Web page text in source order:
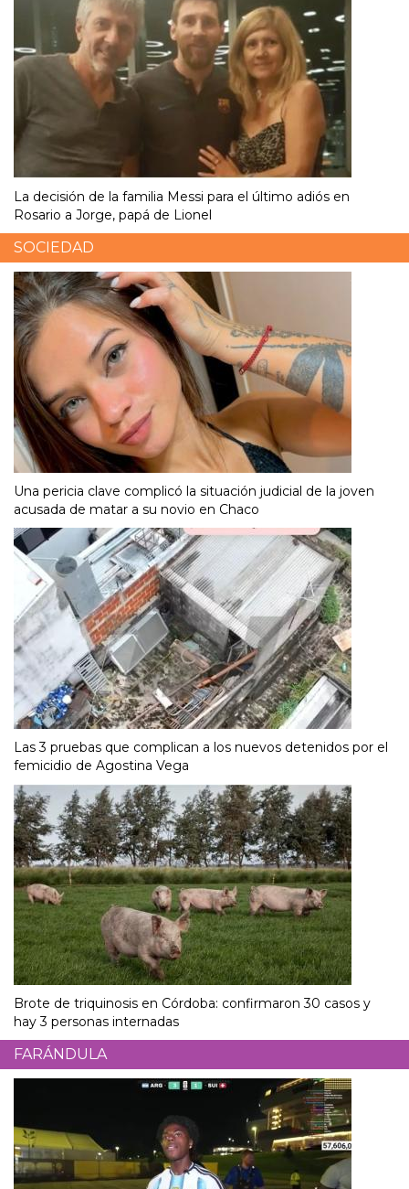
La decisión de la familia Messi para el último adiós en
Rosario a Jorge, papá de Lionel
SOCIEDAD
Una pericia clave complicó la situación judicial de la joven
acusada de matar a su novio en Chaco
Las 3 pruebas que complican a los nuevos detenidos por el
femicidio de Agostina Vega
Brote de triquinosis en Córdoba: confirmaron 30 casos y
hay 3 personas internadas
FARÁNDULA